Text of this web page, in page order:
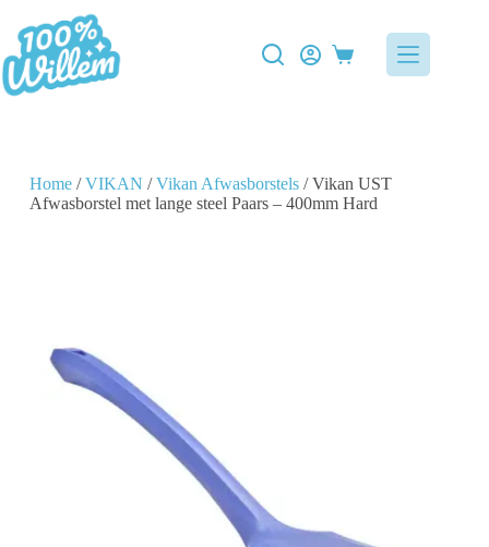
Home/VIKAN /Vikan Afwasborstels/ Vikan UST
Afwasborstel met lange steel Paars – 400mm Hard